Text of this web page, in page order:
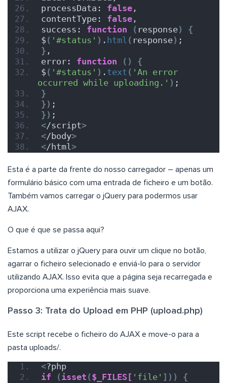
processData: false ,
contentType: false ,
success: function ( response)
{
$( '#status' ) . html ( response) ;
} ,
error: function ()
{
$( '#status' ) . text ( 'An error
occurred while uploading.' ) ;
}
}) ;
}) ;
</script>
</body>
</html >
Esta é a parte da frente do nosso carregador – apenas um
formulário básico com uma entrada de ficheiro e um botão.
Também vamos carregar o jQuery para podermos usar
AJAX.
O que é que se passa aqui?
Estamos a utilizar o jQuery para ouvir um clique no botão,
agarrar o ficheiro selecionado e enviá-lo para o servidor
utilizando AJAX. Isso evita que a página seja recarregada e
proporciona uma experiência mais suave.
Passo 3: Trata do Upload em PHP (upload.php)
Este script recebe o ficheiro do AJAX e move-o para a
pasta uploads/.
<?php
if
(isset ($_FILES[ 'file' ]))
{